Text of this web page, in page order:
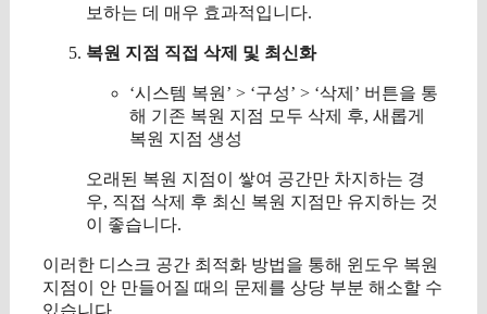
보하는 데 매우 효과적입니다.
복원 지점 직접 삭제 및 최신화
‘시스템 복원’ > ‘구성’ > ‘삭제’ 버튼을 통
해 기존 복원 지점 모두 삭제 후, 새롭게
복원 지점 생성
오래된 복원 지점이 쌓여 공간만 차지하는 경
우, 직접 삭제 후 최신 복원 지점만 유지하는 것
이 좋습니다.
이러한 디스크 공간 최적화 방법을 통해 윈도우 복원
지점이 안 만들어질 때의 문제를 상당 부분 해소할 수
있습니다.